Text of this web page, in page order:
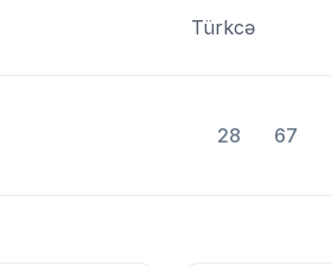
Türkcə
28 67